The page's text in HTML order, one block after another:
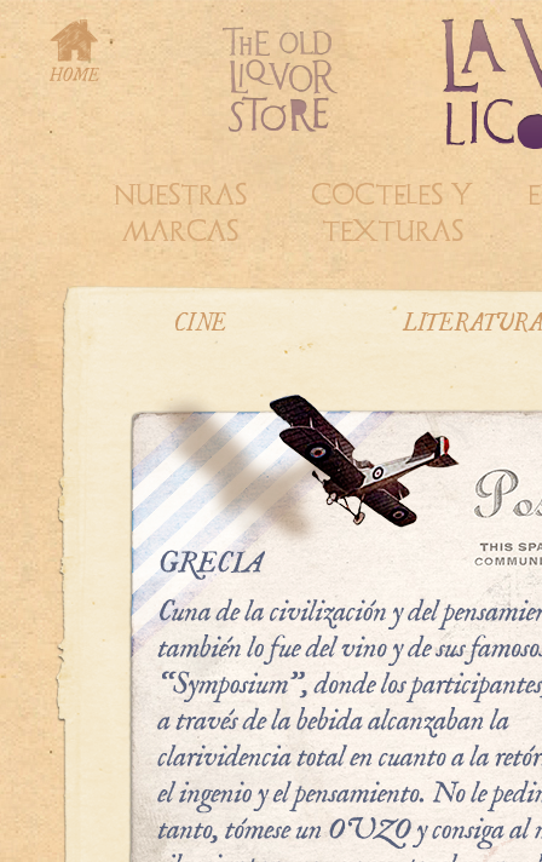
NUESTRAS
MARCAS
COCTELES Y
TEXTURAS
CINE LITERATURA